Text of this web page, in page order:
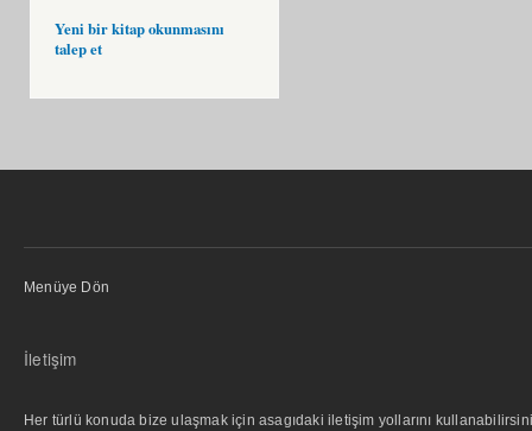
Yeni bir kitap okunmasını
talep et
Menüye Dön
İletişim
Her türlü konuda bize ulaşmak için asagıdaki iletişim yollarını